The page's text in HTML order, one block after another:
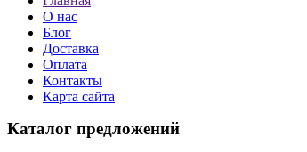
О нас
Блог
Доставка
Оплата
Контакты
Карта сайта
Каталог предложений